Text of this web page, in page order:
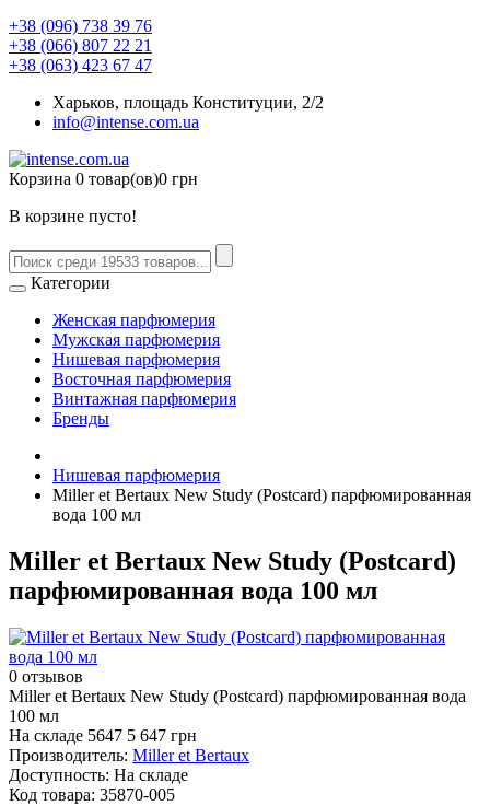
+38 (096) 738 39 76
+38 (066) 807 22 21
+38 (063) 423 67 47
Харьков, площадь Конституции, 2/2
info@intense.com.ua
Корзина 0 товар(ов)0 грн
В корзине пусто!
Категории
Женская парфюмерия
Мужская парфюмерия
Нишевая парфюмерия
Восточная парфюмерия
Винтажная парфюмерия
Бренды
Нишевая парфюмерия
Miller et Bertaux New Study (Postcard) парфюмированная
вода 100 мл
Miller et Bertaux New Study (Postcard)
парфюмированная вода 100 мл
0 отзывов
Miller et Bertaux New Study (Postcard) парфюмированная вода
100 мл
На складе 5647 5 647 грн
Производитель: Miller et Bertaux
Доступность: На складе
Код товара: 35870-005